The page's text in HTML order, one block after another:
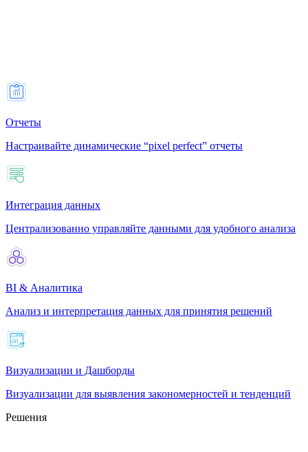
Отчеты
Настраивайте динамические “pixel perfect” отчеты
Интеграция данных
Централизованно управляйте данными для удобного анализа
BI & Аналитика
Анализ и интерпретация данных для принятия решений
Визуализации и Дашборды
Визуализации для выявления закономерностей и тенденций
Решения